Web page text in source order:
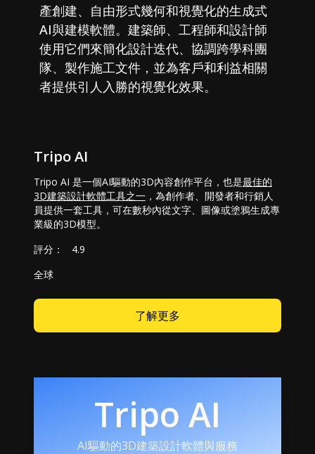
產創建、自由形式幾何和視覺化的生成式
AI與建模軟體。建築師、工程師和設計師
使用它們來簡化設計迭代、協調跨學科團
隊、製作施工文件，並為客戶和利益相關
者提供引人入勝的視覺化效果。
Tripo AI
Tripo AI 是一個AI驅動的3D內容創作平台，也是最佳的
3D建築設計軟體工具之一 ，為創作者、開發者和行銷人
員提供一套工具，可在數秒內從文字、圖像或塗鴉生成專
業級的3D模型。
評分：
4.9
全球
了解更多
Tripo AI
AI驅動的3D建築設計軟體與服務